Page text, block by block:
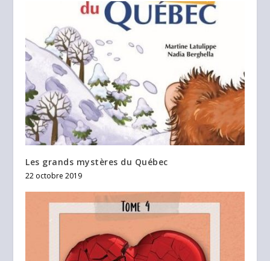
Les grands mystères du Québec
22 octobre 2019